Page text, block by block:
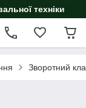
техніки
Зворотний